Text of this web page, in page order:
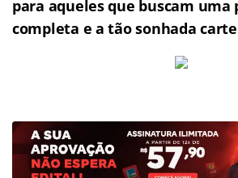
para aqueles que buscam uma
completa e a tão sonhada